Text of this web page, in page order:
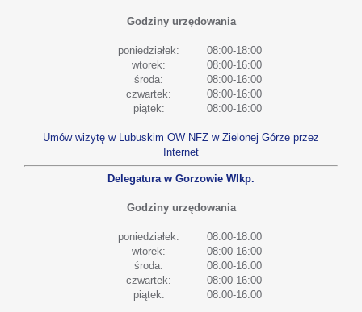
Godziny urzędowania
poniedziałek:
08:00-18:00
wtorek:
08:00-16:00
środa:
08:00-16:00
czwartek:
08:00-16:00
piątek:
08:00-16:00
Umów wizytę w Lubuskim OW NFZ w Zielonej Górze przez
Internet
Delegatura w Gorzowie Wlkp.
Godziny urzędowania
poniedziałek:
08:00-18:00
wtorek:
08:00-16:00
środa:
08:00-16:00
czwartek:
08:00-16:00
piątek:
08:00-16:00